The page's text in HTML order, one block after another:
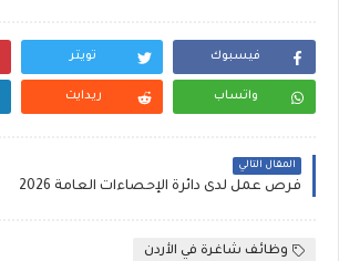
فيسبوك تويتر
واتساب ريدايت
المقال التالي
فرص عمل لدى دائرة الإحصاءات العامة 2026
وظائف شاغرة في الأردن